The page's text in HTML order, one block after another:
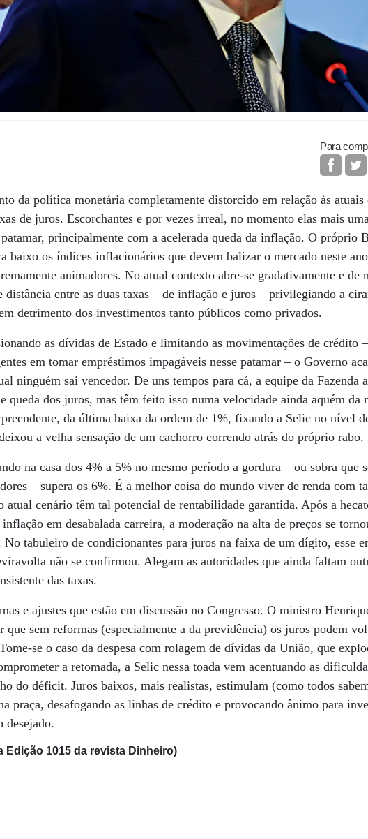
Para
da política monetária completamente distorcido em relação às atuais
de juros. Escorchantes e por vezes irreal, no momento elas mais
principalmente com a acelerada queda da inflação. O próprio
baixo os índices inflacionários que devem balizar o mercado neste
animadores. No atual contexto abre-se gradativamente e de
distância entre as duas taxas – de inflação e juros – privilegiando a
detrimento dos investimentos tanto públicos como privados.
as dívidas de Estado e limitando as movimentações de crédito
em tomar empréstimos impagáveis nesse patamar – o Governo
ninguém sai vencedor. De uns tempos para cá, a equipe da Fazenda
queda dos juros, mas têm feito isso numa velocidade ainda aquém da
da última baixa da ordem de 1%, fixando a Selic no nível
a velha sensação de um cachorro correndo atrás do próprio rabo.
na casa dos 4% a 5% no mesmo período a gordura – ou sobra que
– supera os 6%. É a melhor coisa do mundo viver de renda com
atual cenário têm tal potencial de rentabilidade garantida. Após a
em desabalada carreira, a moderação na alta de preços se
No tabuleiro de condicionantes para juros na faixa de um dígito, esse
não se confirmou. Alegam as autoridades que ainda faltam
das taxas.
e ajustes que estão em discussão no Congresso. O ministro
que sem reformas (especialmente a da previdência) os juros podem
se o caso da despesa com rolagem de dívidas da União, que
a retomada, a Selic nessa toada vem acentuando as
do déficit. Juros baixos, mais realistas, estimulam (como todos
praça, desafogando as linhas de crédito e provocando ânimo para
desejado.
Edição 1015 da revista Dinheiro)